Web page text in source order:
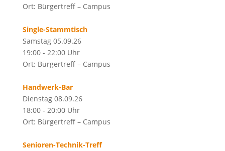
Ort: Bürgertreff – Campus
Single-Stammtisch
Samstag 05.09.26
19:00 - 22:00 Uhr
Ort: Bürgertreff – Campus
Handwerk-Bar
Dienstag 08.09.26
18:00 - 20:00 Uhr
Ort: Bürgertreff – Campus
Senioren-Technik-Treff